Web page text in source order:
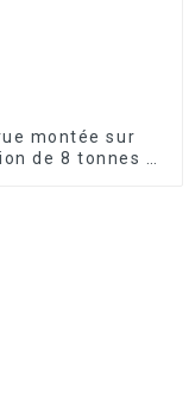
montée sur
de 8 tonnes à